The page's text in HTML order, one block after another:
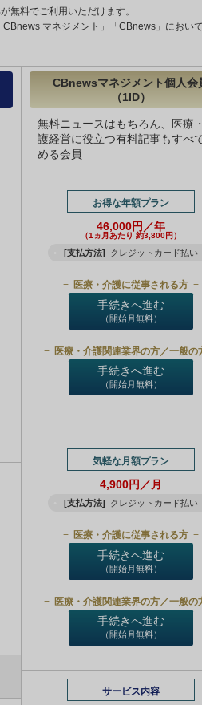
無料でご利用いただけます。
マネジメント」「CBnews」におい
CBnewsマネジメント個人会
（1ID）
無料ニュースはもちろん、医療
護経営に役立つ有料記事もすべ
める会員
お得な年額プラン
46,000円／年
（1ヵ月あたり 約3,800円）
[支払方法] クレジットカード払い
医療・介護に従事される方
手続きへ進む
（開始月無料）
医療・介護関連業界の方／一般の
手続きへ進む
（開始月無料）
気軽な月額プラン
4,900円／月
[支払方法] クレジットカード払い
医療・介護に従事される方
手続きへ進む
（開始月無料）
医療・介護関連業界の方／一般の
手続きへ進む
（開始月無料）
サービス内容